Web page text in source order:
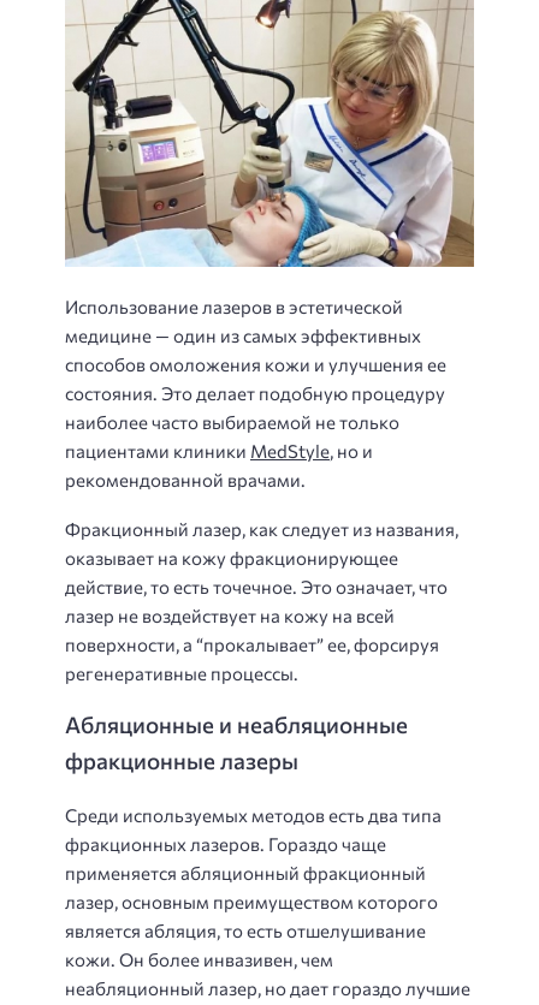
Использование лазеров в эстетической
медицине — один из самых эффективных
способов омоложения кожи и улучшения ее
состояния. Это делает подобную процедуру
наиболее часто выбираемой не только
пациентами клиники MedStyle, но и
рекомендованной врачами.
Фракционный лазер, как следует из названия,
оказывает на кожу фракционирующее
действие, то есть точечное. Это означает, что
лазер не воздействует на кожу на всей
поверхности, а “прокалывает” ее, форсируя
регенеративные процессы.
Абляционные и неабляционные
фракционные лазеры
Среди используемых методов есть два типа
фракционных лазеров. Гораздо чаще
применяется абляционный фракционный
лазер, основным преимуществом которого
является абляция, то есть отшелушивание
кожи. Он более инвазивен, чем
неабляционный лазер, но дает гораздо лучшие